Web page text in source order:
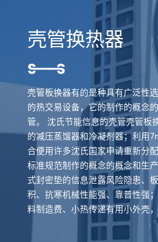
壳管换热器
壳管板换器有的是种具有广泛性
的热交易设备，它的制作的概念
管。 沈氏节能信息的壳管壳管板
的减压蒸馏器和冷凝剂器；利用
合便用许多沈氏国家申请重新分
标准规范制作的概念的概念和生
式封密垫的信息泄露风险隐患、
积、抗寒机械性能强、靠普性强
料制造费、小热传递有用小外壳